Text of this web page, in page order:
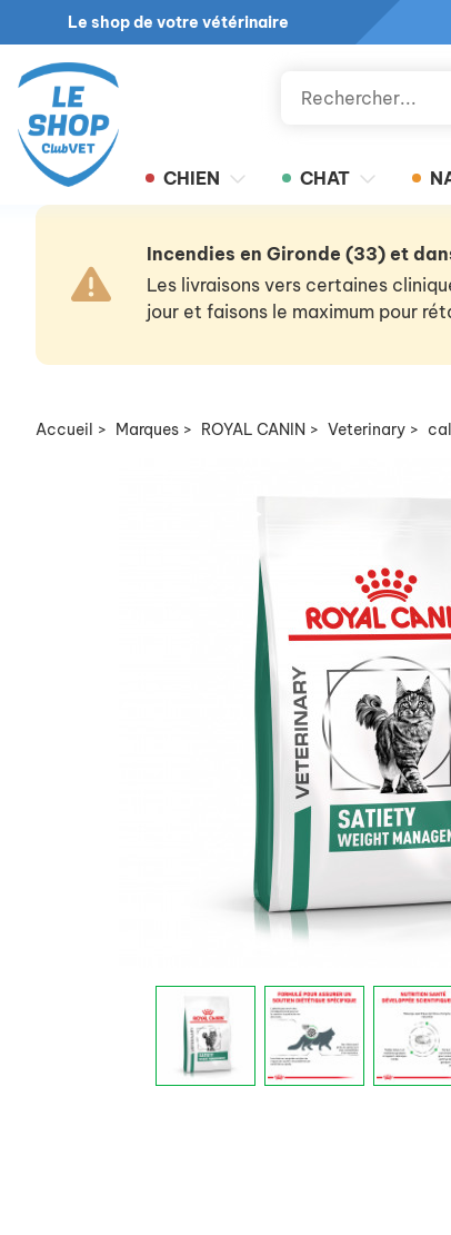
Le shop de votre vétérinaire
CHIEN CHAT
Incendies en Gironde (33) et
Les livraisons vers certaines
jour et faisons le maximum pour
Accueil > Marques > ROYAL CANIN > Veterinary >